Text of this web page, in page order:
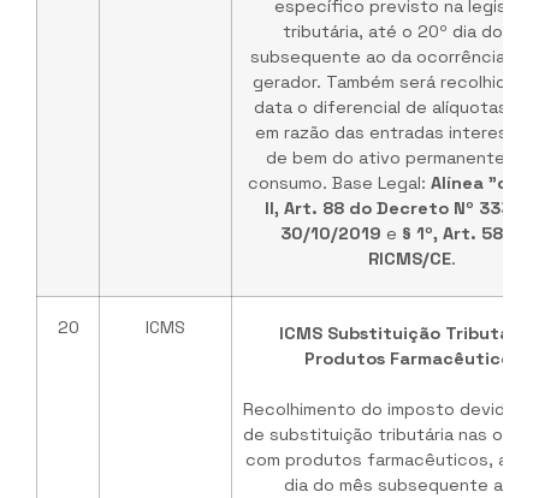
específico previsto na
tributária, até o 20º dia do
subsequente ao da ocorrência
gerador. Também será recolhido
data o diferencial de alíquotas
em razão das entradas
de bem do ativo permanente ou
consumo. Base Legal: Alínea "c",
II, Art. 88 do Decreto Nº 33327
30/10/2019 e § 1º, Art. 589
RICMS/CE.
20 ICMS
ICMS Substituição Tributária
Produtos Farmacêuticos
Recolhimento do imposto devido à
de substituição tributária nas
com produtos farmacêuticos, até
dia do mês subsequente ao da